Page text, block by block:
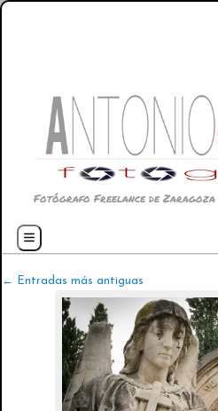
Fotógrafo Freelance de Zaragoza
Ir al contenido principal
Ir al contenido secundario
← Entradas más antiguas